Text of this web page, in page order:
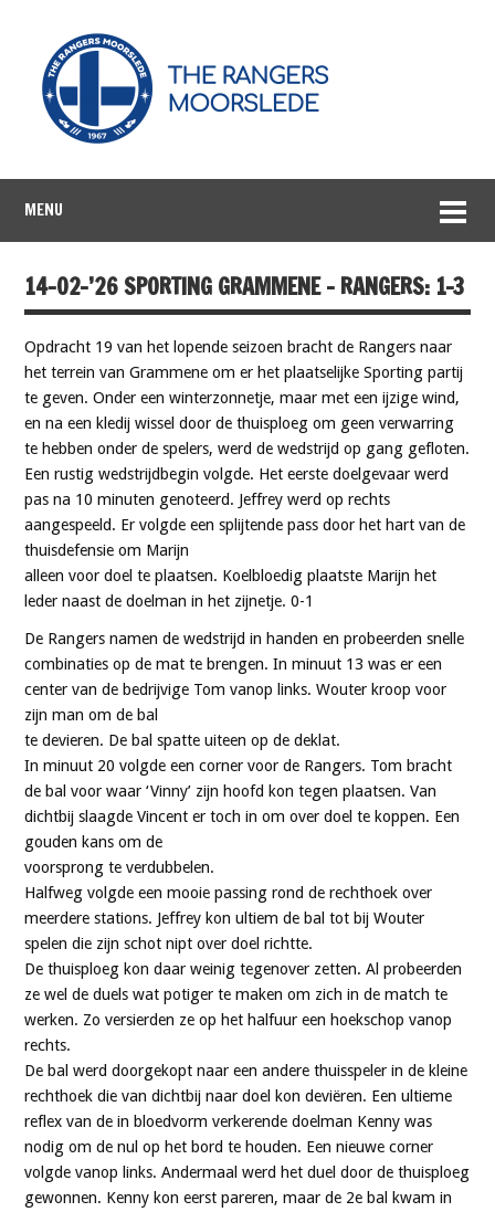
MENU
14-02-’26 SPORTING GRAMMENE – RANGERS: 1-3
Opdracht 19 van het lopende seizoen bracht de Rangers naar
het terrein van Grammene om er het plaatselijke Sporting partij
te geven. Onder een winterzonnetje, maar met een ijzige wind,
en na een kledij wissel door de thuisploeg om geen verwarring
te hebben onder de spelers, werd de wedstrijd op gang gefloten.
Een rustig wedstrijdbegin volgde. Het eerste doelgevaar werd
pas na 10 minuten genoteerd. Jeffrey werd op rechts
aangespeeld. Er volgde een splijtende pass door het hart van de
thuisdefensie om Marijn
alleen voor doel te plaatsen. Koelbloedig plaatste Marijn het
leder naast de doelman in het zijnetje. 0-1
De Rangers namen de wedstrijd in handen en probeerden snelle
combinaties op de mat te brengen. In minuut 13 was er een
center van de bedrijvige Tom vanop links. Wouter kroop voor
zijn man om de bal
te devieren. De bal spatte uiteen op de deklat.
In minuut 20 volgde een corner voor de Rangers. Tom bracht
de bal voor waar ‘Vinny’ zijn hoofd kon tegen plaatsen. Van
dichtbij slaagde Vincent er toch in om over doel te koppen. Een
gouden kans om de
voorsprong te verdubbelen.
Halfweg volgde een mooie passing rond de rechthoek over
meerdere stations. Jeffrey kon ultiem de bal tot bij Wouter
spelen die zijn schot nipt over doel richtte.
De thuisploeg kon daar weinig tegenover zetten. Al probeerden
ze wel de duels wat potiger te maken om zich in de match te
werken. Zo versierden ze op het halfuur een hoekschop vanop
rechts.
De bal werd doorgekopt naar een andere thuisspeler in de kleine
rechthoek die van dichtbij naar doel kon deviëren. Een ultieme
reflex van de in bloedvorm verkerende doelman Kenny was
nodig om de nul op het bord te houden. Een nieuwe corner
volgde vanop links. Andermaal werd het duel door de thuisploeg
gewonnen. Kenny kon eerst pareren, maar de 2e bal kwam in